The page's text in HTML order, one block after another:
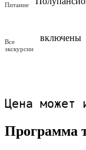
Питание
Все
экскурсии
включены
Цена может
Программа